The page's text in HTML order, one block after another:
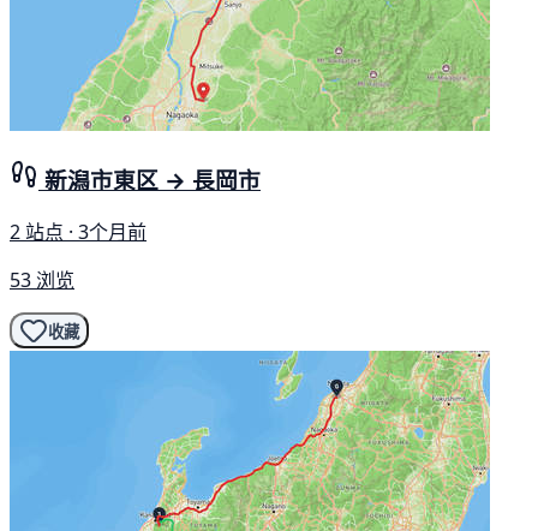
新潟市東区 → 長岡市
2 站点 · 3个月前
53 浏览
收藏